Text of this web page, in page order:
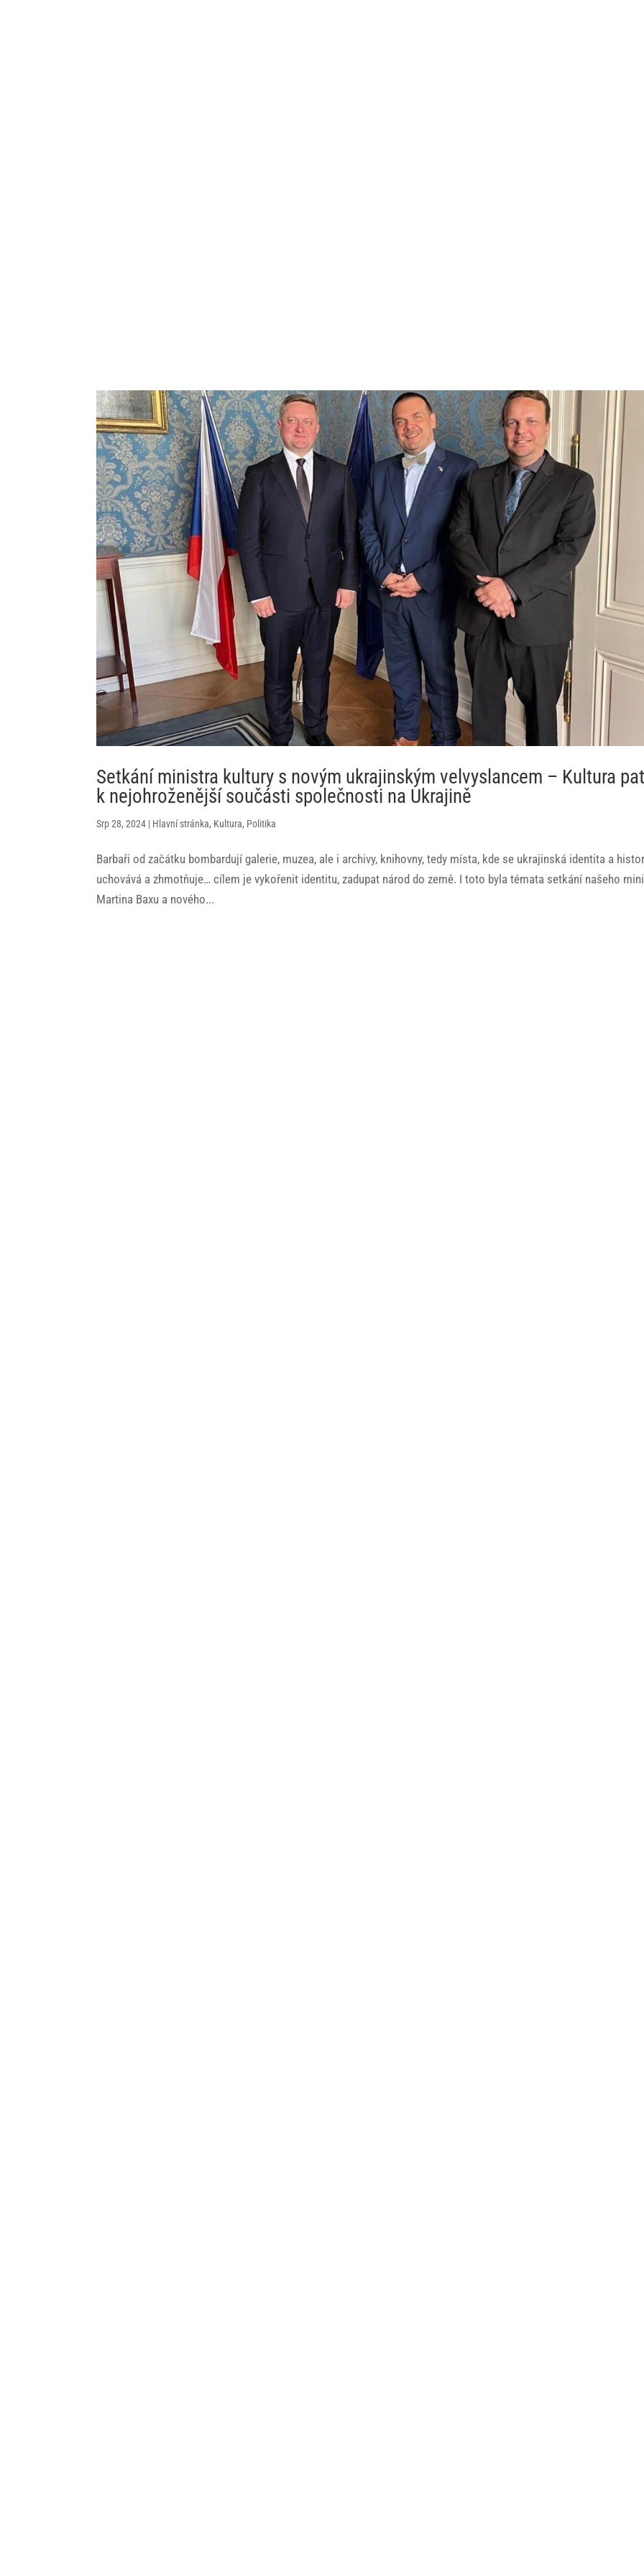
Setkání ministra kultury s novým ukrajinským velvyslancem – Kultura
k nejohroženější součásti společnosti na Ukrajině
Srp 28, 2024 | Hlavní stránka, Kultura, Politika
Barbaři od začátku bombardují galerie, muzea, ale i archivy, knihovny, tedy místa, kde se ukrajinská identita a
uchovává a zhmotňuje… cílem je vykořenit identitu, zadupat národ do země. I toto byla témata setkání našeho
Martina Baxu a nového...